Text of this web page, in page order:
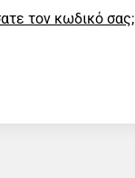
τον κωδικό σας;